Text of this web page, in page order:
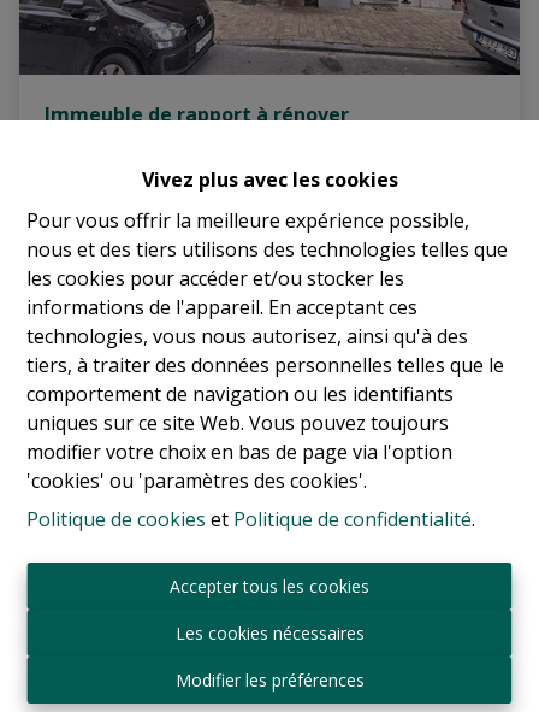
Vivez plus avec les cookies
Pour vous offrir la meilleure expérience possible,
nous et des tiers utilisons des technologies telles que
les cookies pour accéder et/ou stocker les
informations de l'appareil. En acceptant ces
technologies, vous nous autorisez, ainsi qu'à des
tiers, à traiter des données personnelles telles que le
comportement de navigation ou les identifiants
uniques sur ce site Web. Vous pouvez toujours
modifier votre choix en bas de page via l'option
'cookies' ou 'paramètres des cookies'.
Politique de cookies et Politique de confidentialité.
Accepter tous les cookies
Les cookies nécessaires
Modifier les préférences
Immeuble de rapport à rénover
1070 Anderlecht | Ref : 17810
8 5 315 m²